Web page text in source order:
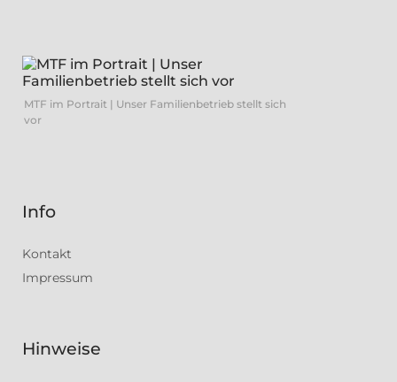
MTF im Portrait | Unser Familienbetrieb stellt sich
vor
Info
Kontakt
Impressum
Hinweise